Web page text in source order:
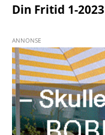
Din Fritid 1-2023